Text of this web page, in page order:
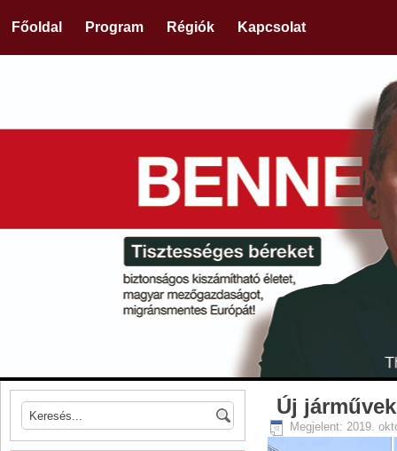
Főoldal Program Régiók Kapcsolat
Új
Megjelent: 2019.